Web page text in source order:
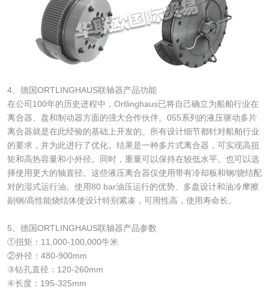
4、德国ORTLINGHAUS联轴器产品功能
在公司100年的历史进程中，Ortlinghaus已将自己确立为船舶行业在
离合器、盘和制动器方面的强大合作伙伴。055系列的液压驱动多片
离合器就是在此经验的基础上开发的。所有设计细节都针对船舶行业
的要求，并为此进行了优化。结果是一种多片式离合器，可实现高扭
矩和高热容量和小外径。同时，重量可以保持在较低水平。也可以选
择使用更大的轴直径。这些液压离合器仅使用带有冷却板和钢/烧结配
对的湿式运行油。使用80 bar油压运行的优势、多盘设计和油冷摩擦
副钢/高性能烧结体使设计特别紧凑，可用性高，使用寿命长。
5、德国ORTLINGHAUS联轴器产品参数
①扭矩：11,000-100,000牛米
②外径：480-900mm
③钻孔直径：120-260mm
④长度：195-325mm